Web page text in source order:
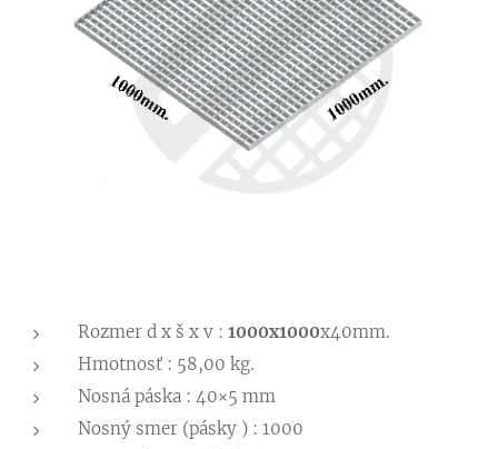
Rozmer d x š x v : 1000x1000x40mm.
Hmotnosť : 58,00 kg.
Nosná páska : 40×5 mm
Nosný smer (pásky ) : 1000